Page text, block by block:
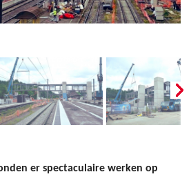
er spectaculaire werken op